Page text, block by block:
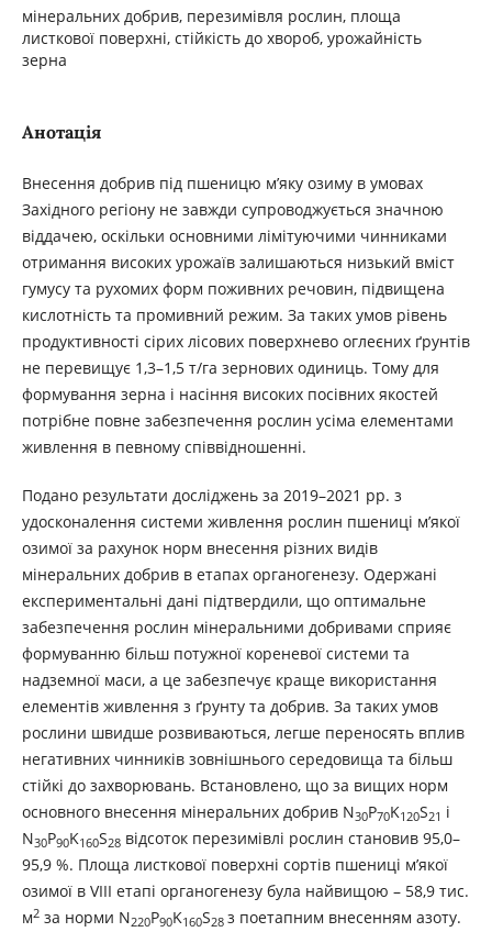
мінеральних добрив, перезимівля рослин, площа
листкової поверхні, стійкість до хвороб, урожайність
зерна
Анотація
Внесення добрив під пшеницю м’яку озиму в умовах
Західного регіону не завжди супроводжується значною
віддачею, оскільки основними лімітуючими чинниками
отримання високих урожаїв залишаються низький вміст
гумусу та рухомих форм поживних речовин, підвищена
кислотність та промивний режим. За таких умов рівень
продуктивності сірих лісових поверхнево оглеєних ґрунтів
не перевищує 1,3–1,5 т/га зернових одиниць. Тому для
формування зерна і насіння високих посівних якостей
потрібне повне забезпечення рослин усіма елементами
живлення в певному співвідношенні.
Подано результати досліджень за 2019–2021 рр. з
удосконалення системи живлення рослин пшениці м’якої
озимої за рахунок норм внесення різних видів
мінеральних добрив в етапах органогенезу. Одержані
експериментальні дані підтвердили, що оптимальне
забезпечення рослин мінеральними добривами сприяє
формуванню більш потужної кореневої системи та
надземної маси, а це забезпечує краще використання
елементів живлення з ґрунту та добрив. За таких умов
рослини швидше розвиваються, легше переносять вплив
негативних чинників зовнішнього середовища та більш
стійкі до захворювань. Встановлено, що за вищих норм
основного внесення мінеральних добрив N30P70K120S21 і
N30P90K160S28відсоток перезимівлі рослин становив 95,0–
95,9 %. Площа листкової поверхні сортів пшениці м’якої
озимої в VIII етапі органогенезу була найвищою – 58,9 тис.
м2за норми N220P90K160S28 з поетапним внесенням азоту.